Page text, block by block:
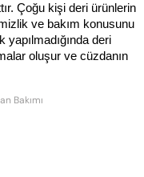
Çoğu kişi deri ürünlerin
ve bakım konusunu
deri
oluşur ve cüzdanın
Bakımı